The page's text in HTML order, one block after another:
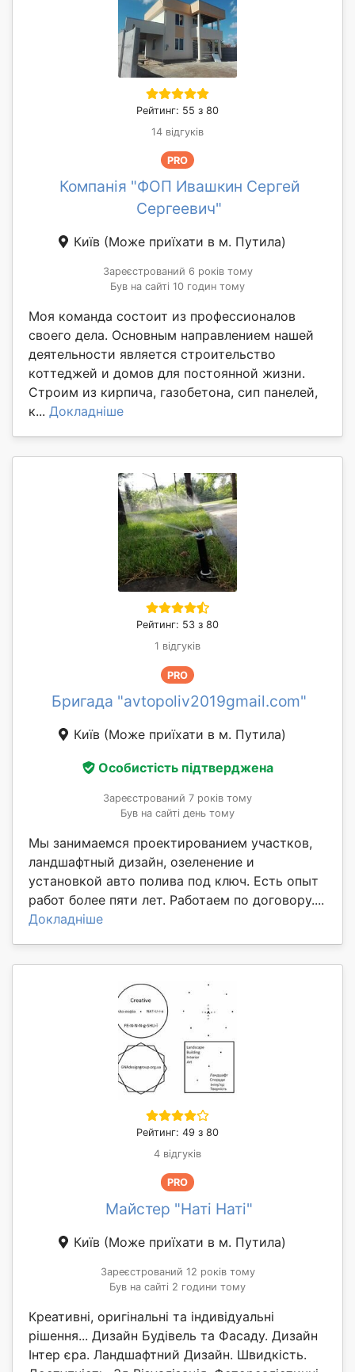
Рейтинг: 55 з 80
14 відгуків
PRO
Компанія "ФОП Ивашкин Сергей
Сергеевич"
Київ (Може приїхати в м. Путила)
Зареєстрований 6 років тому
Був на сайті 10 годин тому
Моя команда состоит из профессионалов
своего дела. Основным направлением нашей
деятельности является строительство
коттеджей и домов для постоянной жизни.
Строим из кирпича, газобетона, сип панелей,
к... Докладніше
Рейтинг: 53 з 80
1 відгуків
PRO
Бригада "avtopoliv2019gmail.com"
Київ (Може приїхати в м. Путила)
Особистість підтверджена
Зареєстрований 7 років тому
Був на сайті день тому
Мы занимаемся проектированием участков,
ландшафтный дизайн, озеленение и
установкой авто полива под ключ. Есть опыт
работ более пяти лет. Работаем по договору....
Докладніше
Рейтинг: 49 з 80
4 відгуків
PRO
Майстер "Наті Наті"
Київ (Може приїхати в м. Путила)
Зареєстрований 12 років тому
Був на сайті 2 години тому
Креативні, оригінальні та індивідуальні
рішення... Дизайн Будівель та Фасаду. Дизайн
Інтер єра. Ландшафтний Дизайн. Швидкість.